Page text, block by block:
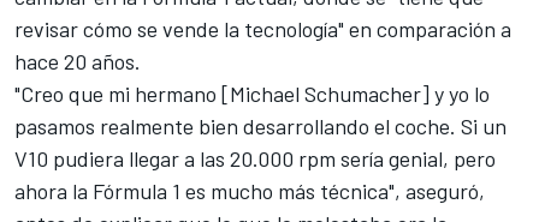
revisar cómo se vende la tecnología" en comparación a
hace 20 años.
"Creo que mi hermano [Michael Schumacher] y yo lo
pasamos realmente bien desarrollando el coche. Si un
V10 pudiera llegar a las 20.000 rpm sería genial, pero
ahora la Fórmula 1 es mucho más técnica", aseguró,